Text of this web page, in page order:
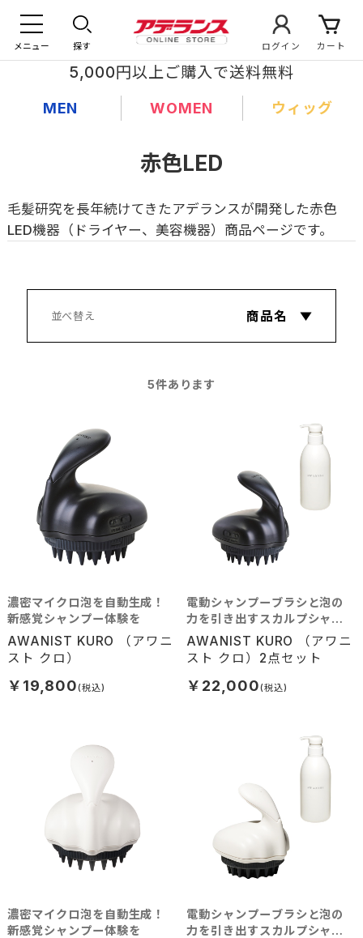
メニュー 探す ログイン カート
5,000円以上ご購入で送料無料
MEN WOMEN ウィッグ
赤色LED
毛髪研究を長年続けてきたアデランスが開発した赤色
LED機器（ドライヤー、美容機器）商品ページです。
5件あります
AWANIST KURO （アワニ
スト クロ）
濃密マイクロ泡を自動生成！
新感覚シャンプー体験を
￥19,800
AWANIST KURO （アワニ
スト クロ）2点セット
電動シャンプーブラシと泡の
力を引き出すスカルプシャン
プー
￥22,000
濃密マイクロ泡を自動生成！
新感覚シャンプー体験を
電動シャンプーブラシと泡の
力を引き出すスカルプシャン